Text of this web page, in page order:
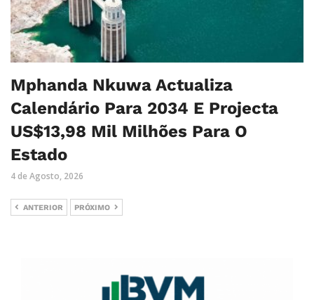
Mphanda Nkuwa Actualiza
Calendário Para 2034 E Projecta
US$13,98 Mil Milhões Para O
Estado
4 de Agosto, 2026
ANTERIOR PRÓXIMO